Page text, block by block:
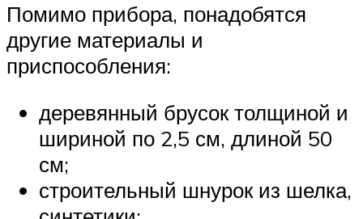
Помимо прибора, понадобятся
другие материалы и
приспособления:
деревянный брусок толщиной и
шириной по 2,5 см, длиной 50
см;
строительный шнурок из шелка,